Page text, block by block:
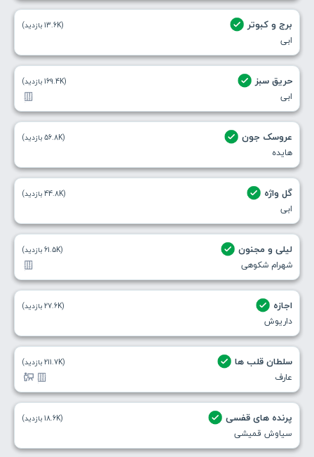
برج و کبوتر
ابی
(13.6K بازدید)
حریق سبز
ابی
(169.4K بازدید)
عروسک جون
هایده
(56.8K بازدید)
گل واژه
ابی
(44.8K بازدید)
لیلی و مجنون
شهرام شکوهی
(61.5K بازدید)
اجازه
داریوش
(27.6K بازدید)
سلطان قلب ها
عارف
(211.7K بازدید)
پرنده های قفسی
سیاوش قمیشی
(18.6K بازدید)